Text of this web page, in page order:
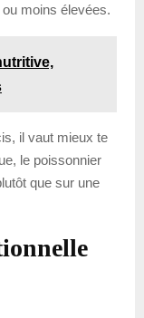
moins élevées.
il vaut mieux te
le poissonnier
que sur une